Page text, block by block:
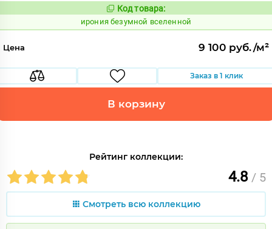
Код:
1108513
Код товара:
ирония безумной вселенной
Цена 9 100 руб./м²
Заказ в 1 клик
В корзину
Рейтинг коллекции:
4.8 / 5
Смотреть всю коллекцию